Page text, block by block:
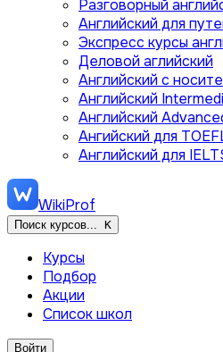
Разговорный
Английский для
Экспресс курсы
Деловой аглийский
Английский с
Английский
Английский
Ангийский для
Английский для
WikiProf
Поиск курсов... K
Курсы
Подбор
Акции
Список школ
Войти